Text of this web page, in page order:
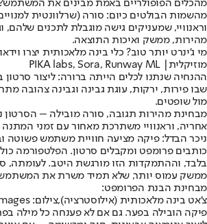
מהכלים הפופולריים באמת מבינים את
מהשמות הבולטים כיום: סורה (שרלוונטית
וראנוויי, שמעניקים גישה מוגבלת לתכנים שלהם,
מהירות, ממשק ואיכות התוצאה.
מי ג'ינרט יותר טוב? כלי בינה מלאכותית יצרו
מוזיקלית| PIKA labs, Sora, Runway ML
ההנחיה שנתנו לכלים הייתה ברורה: ליצור סרטון
שבו פירות, ירקות, עוגת גבינה וגבינה צהובה
מול שופטים.
מבחינת מהירות תגובה, סורה מובילה – הסרטון
אחריה, וראנוויי משתרכת מאחור עם זמני
ניכר הבדל: פיקה מציעה חוויית משתמש פשוטה
כותבים פרומפט ומקבלים סרטון. הפלטפורמה
בלבד, וההתמקדות הזו מורגשת היטב. לעומתה,
ממשק עמוס יותר, שלא תמיד משרת את
מבחינת הבנת הפרומפט:
צ'אט בינה מלאכותית (אילוסטרציה),צילום: GettyImages
פיקה הובילה בפער. גם אם לא פענחה כל מילה